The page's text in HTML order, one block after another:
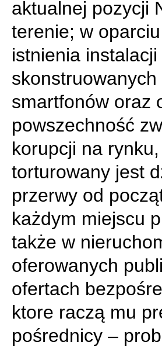
aktualnej pozycji
terenie; w
istnienia
smartfonów oraz
powszechność
korupcji na
torturowany jest
przerwy od
każdym miejscu
także w
oferowanych
ofertach
ktore raczą mu
pośrednicy –